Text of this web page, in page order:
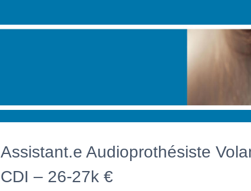
Assistant.e Audioprothésiste
CDI – 26-27k €